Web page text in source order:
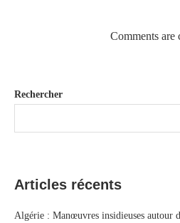
Comments are
Rechercher
Articles récents
Algérie : Manœuvres insidieuses autour